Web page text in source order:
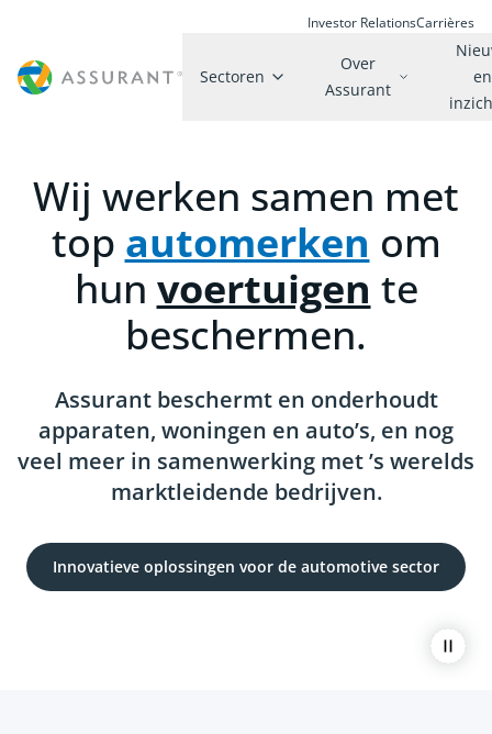
Investor RelationsCarrières
Sectoren
Over
Assurant
en
Wij werken samen met
top automerken om
hun voertuigen te
beschermen.
Assurant beschermt en onderhoudt
apparaten, woningen en auto’s, en nog
veel meer in samenwerking met ’s werelds
marktleidende bedrijven.
Innovatieve oplossingen voor de automotive sector